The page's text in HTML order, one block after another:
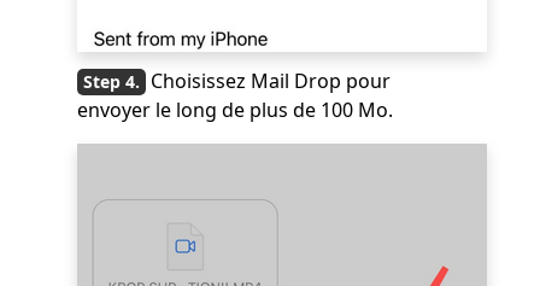
Choisissez Mail Drop pour
envoyer le long de plus de 100 Mo.